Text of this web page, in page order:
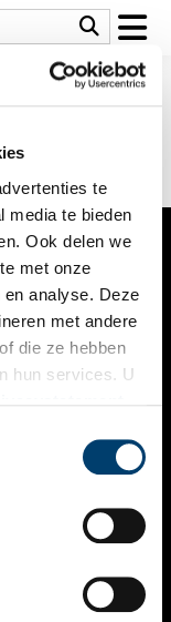
te
media te bieden
Ook delen we
met onze
analyse. Deze
met andere
die ze hebben
hun services. U